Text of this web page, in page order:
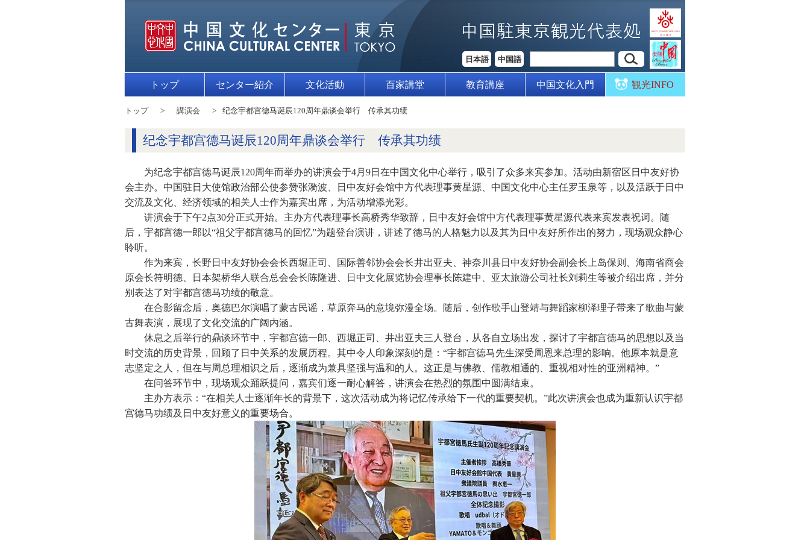
日本語 中国語
トップ センター紹介 文化活動 百家講堂 教育講座 中国文化入門 観光INFO
トップ 講演会 纪念宇都宫德马诞辰120周年鼎谈会举行 传承其功绩
纪念宇都宫德马诞辰120周年鼎谈会举行 传承其功绩
为纪念宇都宫德马诞辰120周年而举办的讲演会于4月9日在中国文化中心举行，吸引了众多来宾参加。活动由新宿区日中友好协
会主办。中国驻日大使馆政治部公使参赞张漪波、日中友好会馆中方代表理事黄星源、中国文化中心主任罗玉泉等，以及活跃于日中
交流及文化、经济领域的相关人士作为嘉宾出席，为活动增添光彩。
讲演会于下午2点30分正式开始。主办方代表理事长高桥秀华致辞，日中友好会馆中方代表理事黄星源代表来宾发表祝词。随
后，宇都宫德一郎以“祖父宇都宫德马的回忆”为题登台演讲，讲述了德马的人格魅力以及其为日中友好所作出的努力，现场观众静心
聆听。
作为来宾，长野日中友好协会会长西堀正司、国际善邻协会会长井出亚夫、神奈川县日中友好协会副会长上岛保则、海南省商会
原会长符明德、日本架桥华人联合总会会长陈隆进、日中文化展览协会理事长陈建中、亚太旅游公司社长刘莉生等被介绍出席，并分
别表达了对宇都宫德马功绩的敬意。
在合影留念后，奥德巴尔演唱了蒙古民谣，草原奔马的意境弥漫全场。随后，创作歌手山登靖与舞蹈家柳泽理子带来了歌曲与蒙
古舞表演，展现了文化交流的广阔内涵。
休息之后举行的鼎谈环节中，宇都宫德一郎、西堀正司、井出亚夫三人登台，从各自立场出发，探讨了宇都宫德马的思想以及当
时交流的历史背景，回顾了日中关系的发展历程。其中令人印象深刻的是：“宇都宫德马先生深受周恩来总理的影响。他原本就是意
志坚定之人，但在与周总理相识之后，逐渐成为兼具坚强与温和的人。这正是与佛教、儒教相通的、重视相对性的亚洲精神。”
在问答环节中，现场观众踊跃提问，嘉宾们逐一耐心解答，讲演会在热烈的氛围中圆满结束。
主办方表示：“在相关人士逐渐年长的背景下，这次活动成为将记忆传承给下一代的重要契机。”此次讲演会也成为重新认识宇都
宫德马功绩及日中友好意义的重要场合。